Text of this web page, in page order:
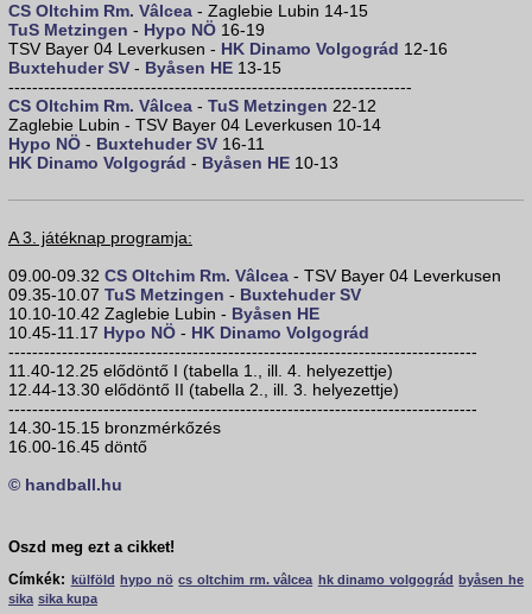
CS Oltchim Rm. Vâlcea - Zaglebie Lubin 14-15
TuS Metzingen - Hypo NÖ 16-19
TSV Bayer 04 Leverkusen - HK Dinamo Volgográd 12-16
Buxtehuder SV - Byåsen HE 13-15
--------------------------------------------------------------------
CS Oltchim Rm. Vâlcea - TuS Metzingen 22-12
Zaglebie Lubin - TSV Bayer 04 Leverkusen 10-14
Hypo NÖ - Buxtehuder SV 16-11
HK Dinamo Volgográd - Byåsen HE 10-13
A 3. játéknap programja:
09.00-09.32 CS Oltchim Rm. Vâlcea - TSV Bayer 04 Leverkusen
09.35-10.07 TuS Metzingen - Buxtehuder SV
10.10-10.42 Zaglebie Lubin - Byåsen HE
10.45-11.17 Hypo NÖ - HK Dinamo Volgográd
-------------------------------------------------------------------------------
11.40-12.25 elődöntő I (tabella 1., ill. 4. helyezettje)
12.44-13.30 elődöntő II (tabella 2., ill. 3. helyezettje)
-------------------------------------------------------------------------------
14.30-15.15 bronzmérkőzés
16.00-16.45 döntő
© handball.hu
Oszd meg ezt a cikket!
Címkék:
külföld hypo nö cs oltchim rm. vâlcea hk dinamo volgográd
byåsen he
sika sika kupa